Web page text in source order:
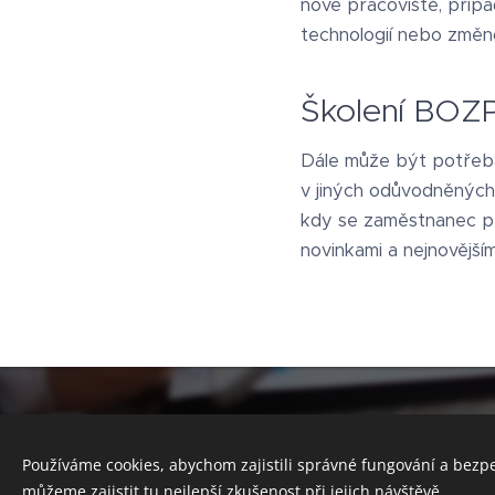
nové pracoviště,
technologií nebo
Školení
Dále může být
v jiných
kdy se zaměstnanec
novinkami a
Používáme cookies, abychom zajistili správné fungování a